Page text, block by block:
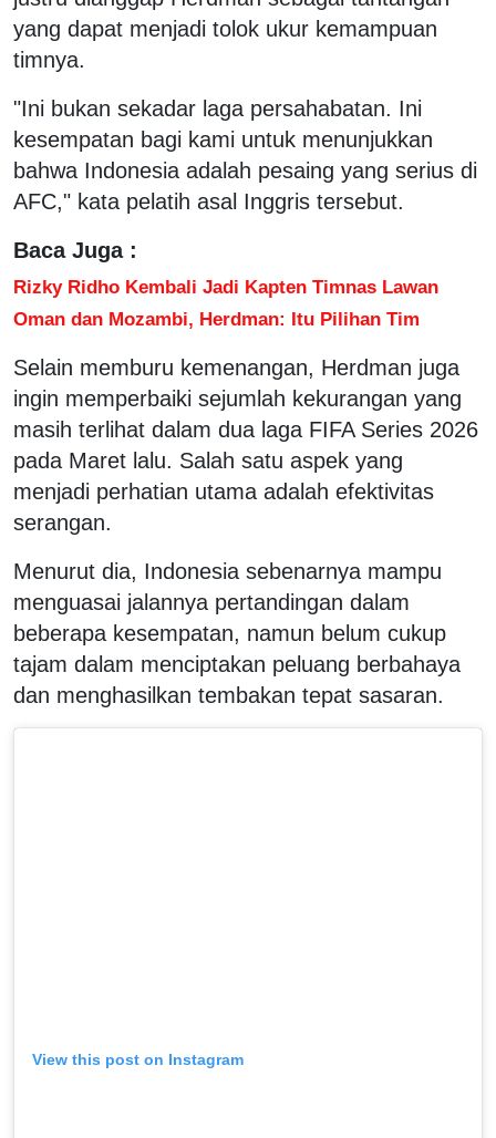
yang dapat menjadi tolok ukur kemampuan
timnya.
"Ini bukan sekadar laga persahabatan. Ini
kesempatan bagi kami untuk menunjukkan
bahwa Indonesia adalah pesaing yang serius di
AFC," kata pelatih asal Inggris tersebut.
Baca Juga :
Rizky Ridho Kembali Jadi Kapten Timnas Lawan
Oman dan Mozambi, Herdman: Itu Pilihan Tim
Selain memburu kemenangan, Herdman juga
ingin memperbaiki sejumlah kekurangan yang
masih terlihat dalam dua laga FIFA Series 2026
pada Maret lalu. Salah satu aspek yang
menjadi perhatian utama adalah efektivitas
serangan.
Menurut dia, Indonesia sebenarnya mampu
menguasai jalannya pertandingan dalam
beberapa kesempatan, namun belum cukup
tajam dalam menciptakan peluang berbahaya
dan menghasilkan tembakan tepat sasaran.
View this post on Instagram